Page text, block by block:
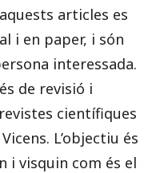
articles es
i en paper, i són
interessada.
de revisió i
científiques
L’objectiu és
i visquin com és el